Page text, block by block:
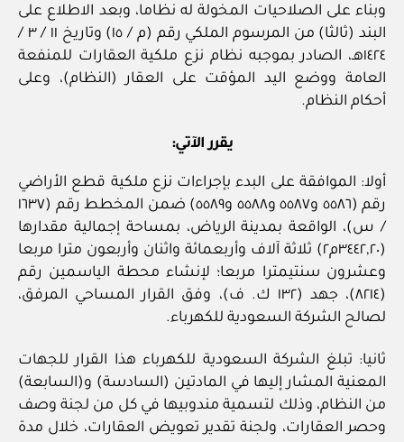
وبناء على الصلاحيات المخولة له نظاما، وبعد الاطلاع على
البند (ثالثا) من المرسوم الملكي رقم (م / ١٥) وتاريخ ١١ / ٣ /
١٤٢٤هـ، الصادر بموجبه نظام نزع ملكية العقارات للمنفعة
العامة ووضع اليد المؤقت على العقار (النظام)، وعلى
أحكام النظام.
يقرر الآتي:
أولا: الموافقة على البدء بإجراءات نزع ملكية قطع الأراضي
رقم (٥٥٨٦ و٥٥٨٧ و٥٥٨٨ و٥٥٨٩) ضمن المخطط رقم (١٦٣٧
/ س)، الواقعة بمدينة الرياض، بمساحة إجمالية مقدارها
(٣٤٤٢,٢٠م٢) ثلاثة آلاف وأربعمائة واثنان وأربعون مترا مربعا
وعشرون سنتيمترا مربعا؛ لإنشاء محطة الياسمين رقم
(٨٢١٤)، جهد (١٣٢ ك. ف)، وفق القرار المساحي المرفق،
لصالح الشركة السعودية للكهرباء.
ثانيا: تبلغ الشركة السعودية للكهرباء هذا القرار للجهات
المعنية المشار إليها في المادتين (السادسة) و(السابعة)
من النظام، وذلك لتسمية مندوبيها في كل من لجنة وصف
وحصر العقارات، ولجنة تقدير تعويض العقارات، خلال مدة